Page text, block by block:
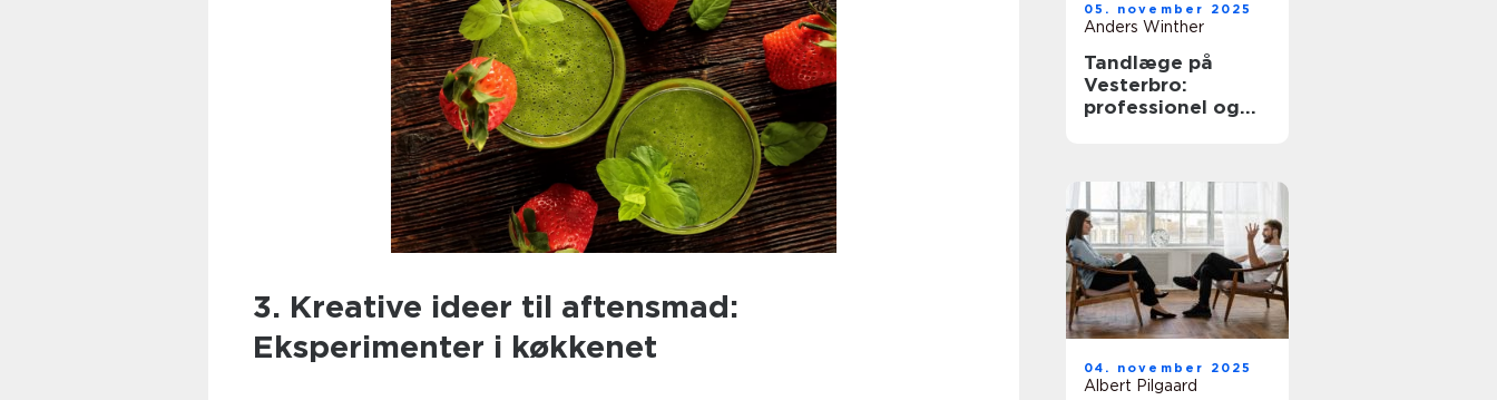
3. Kreative ideer til aftensmad:
Eksperimenter i køkkenet
05. november 2025
Anders Winther
Tandlæge på
Vesterbro:
professionel og
04. november 2025
Albert Pilgaard